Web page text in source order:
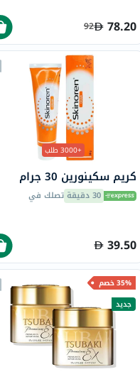
78.20
92
+3000 طلب
كريم سكينورين 30 جرام
30 دقيقة تصلك في
39.50
35% خصم
جديد